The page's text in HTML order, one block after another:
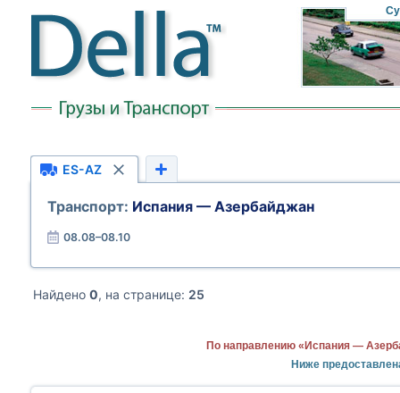
ES-AZ
Транспорт: Испания — Азербайджан
08.08–08.10
Найдено 0, на странице: 25
По направлению «Испания —
Ниже